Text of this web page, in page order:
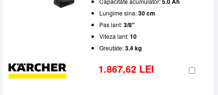
Lungime sina:30 cm
Pas lant:3/8"
Viteza lant:10
Greutate:3.4 kg
1.867,62 LEI